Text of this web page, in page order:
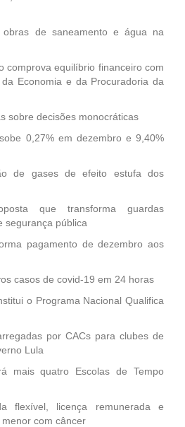
obras de saneamento e água na
comprova equilíbrio financeiro com
Economia e da Procuradoria da
sobre decisões monocráticas
0,27% em dezembro e 9,40%
de gases de efeito estufa dos
que transforma guardas
segurança pública
pagamento de dezembro aos
casos de covid-19 em 24 horas
o Programa Nacional Qualifica
por CACs para clubes de
Lula
mais quatro Escolas de Tempo
flexível, licença remunerada e
com câncer